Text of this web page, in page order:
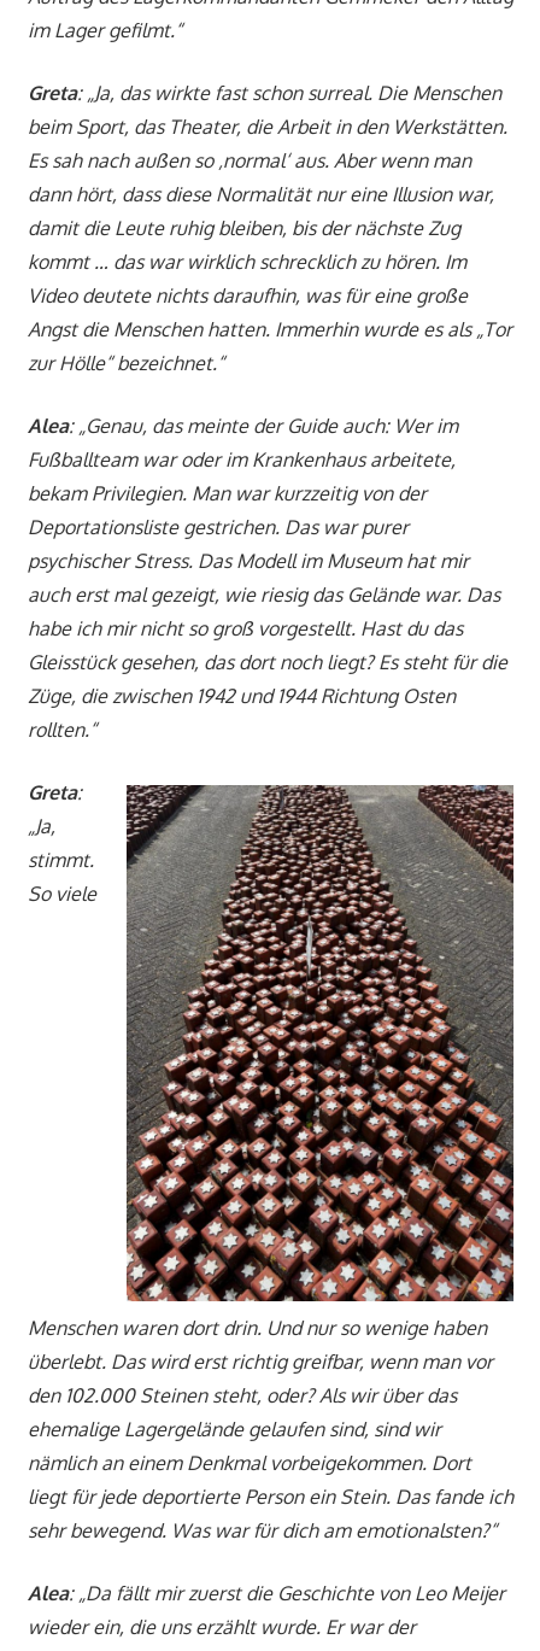
im Lager gefilmt.“
Greta: „Ja, das wirkte fast schon surreal. Die Menschen
beim Sport, das Theater, die Arbeit in den Werkstätten.
Es sah nach außen so ‚normal‘ aus. Aber wenn man
dann hört, dass diese Normalität nur eine Illusion war,
damit die Leute ruhig bleiben, bis der nächste Zug
kommt … das war wirklich schrecklich zu hören. Im
Video deutete nichts daraufhin, was für eine große
Angst die Menschen hatten. Immerhin wurde es als „Tor
zur Hölle“ bezeichnet.“
Alea: „Genau, das meinte der Guide auch: Wer im
Fußballteam war oder im Krankenhaus arbeitete,
bekam Privilegien. Man war kurzzeitig von der
Deportationsliste gestrichen. Das war purer
psychischer Stress. Das Modell im Museum hat mir
auch erst mal gezeigt, wie riesig das Gelände war. Das
habe ich mir nicht so groß vorgestellt. Hast du das
Gleisstück gesehen, das dort noch liegt? Es steht für die
Züge, die zwischen 1942 und 1944 Richtung Osten
rollten.“
Greta:
„Ja,
stimmt.
So viele
Menschen waren dort drin. Und nur so wenige haben
überlebt. Das wird erst richtig greifbar, wenn man vor
den 102.000 Steinen steht, oder? Als wir über das
ehemalige Lagergelände gelaufen sind, sind wir
nämlich an einem Denkmal vorbeigekommen. Dort
liegt für jede deportierte Person ein Stein. Das fande ich
sehr bewegend. Was war für dich am emotionalsten?“
Alea: „Da fällt mir zuerst die Geschichte von Leo Meijer
wieder ein, die uns erzählt wurde. Er war der